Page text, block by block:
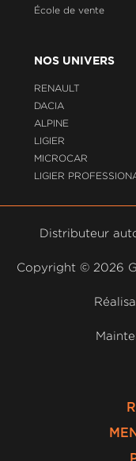
MICHEL
École de vente
NOS UNIVERS
RENAULT
DACIA
ALPINE
LIGIER
MICROCAR
LIGIER
Distributeur
Copyright © 2026